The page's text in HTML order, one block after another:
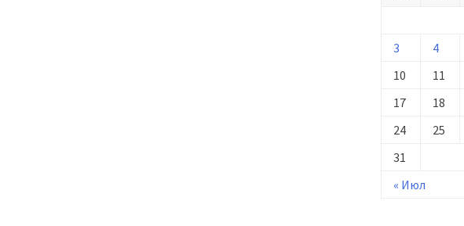
« Июл
3
4
10
11
17
18
24
25
31